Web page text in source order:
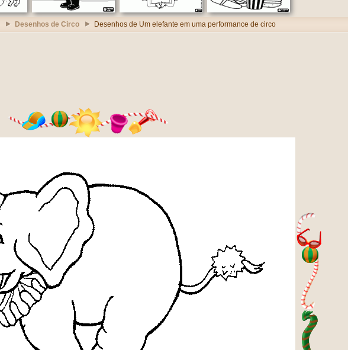
Desenhos de Circo Desenhos de Um elefante em uma performance de circo